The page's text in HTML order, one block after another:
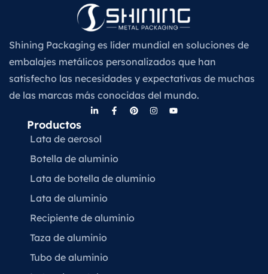
Shining Packaging es líder mundial en soluciones de
embalajes metálicos personalizados que han
satisfecho las necesidades y expectativas de muchas
de las marcas más conocidas del mundo.
Productos
Lata de aerosol
Botella de aluminio
Lata de botella de aluminio
Lata de aluminio
Recipiente de aluminio
Taza de aluminio
Tubo de aluminio